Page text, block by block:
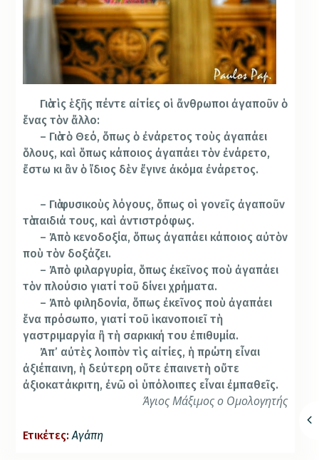
Γιὰ τὶς ἑξῆς πέντε αἰτίες οἱ ἄνθρωποι ἀγαποῦν ὁ
ἕνας τὸν ἄλλο:
– Γιὰ τὸ Θεό, ὅπως ὁ ἐνάρετος τοὺς ἀγαπάει
ὅλους, καὶ ὅπως κάποιος ἀγαπάει τὸν ἐνάρετο,
ἔστω κι ἂν ὁ ἴδιος δὲν ἔγινε ἀκόμα ἐνάρετος.
– Γιὰ φυσικοὺς λόγους, ὅπως οἱ γονεῖς ἀγαποῦν
τὰ παιδιά τους, καὶ ἀντιστρόφως.
– Ἀπὸ κενοδοξία, ὅπως ἀγαπάει κάποιος αὐτὸν
ποὺ τὸν δοξάζει.
– Ἀπὸ φιλαργυρία, ὅπως ἐκεῖνος ποὺ ἀγαπάει
τὸν πλούσιο γιατί τοῦ δίνει χρήματα.
– Ἀπὸ φιληδονία, ὅπως ἐκεῖνος ποὺ ἀγαπάει
ἕνα πρόσωπο, γιατί τοῦ ἱκανοποιεῖ τὴ
γαστριμαργία ἢ τὴ σαρκική του ἐπιθυμία.
Ἀπ’ αὐτὲς λοιπὸν τὶς αἰτίες, ἡ πρώτη εἶναι
ἀξιέπαινη, ἡ δεύτερη οὔτε ἐπαινετὴ οὔτε
ἀξιοκατάκριτη, ἐνῶ οἱ ὑπόλοιπες εἶναι ἐμπαθεῖς.
Άγιος Μάξιμος ο Ομολογητής
Ετικέτες: Αγάπη